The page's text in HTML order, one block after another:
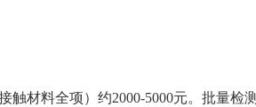
材料全项）约2000-5000元。批量检